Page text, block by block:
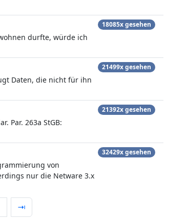
durfte, würde ich
18085x gesehen
Daten, die nicht für ihn
21499x gesehen
Par. 263a StGB:
21392x gesehen
von
nur die Netware 3.x
32429x gesehen
⇥